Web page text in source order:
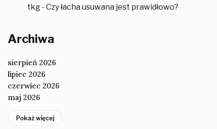
tkg - Czy łacha usuwana jest prawidłowo?
Archiwa
sierpień 2026
lipiec 2026
czerwiec 2026
maj 2026
Pokaż więcej